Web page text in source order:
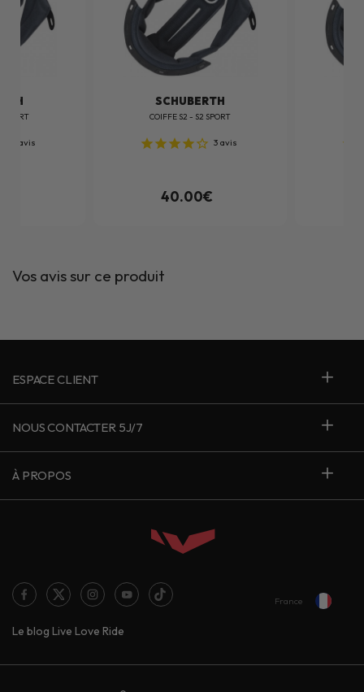
SPORT
avis
SCHUBERTH
COIFFE S2 - S2 SPORT
3avis
40.00€
Vos avis sur ce produit
ESPACE CLIENT
NOUS CONTACTER 5J/7
À PROPOS
Le blog Live Love Ride
France